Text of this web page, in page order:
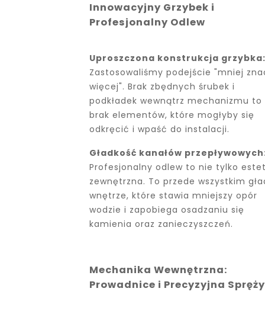
Innowacyjny Grzybek i
Profesjonalny Odlew
Uproszczona konstrukcja grzybka:
Zastosowaliśmy podejście "mniej
więcej". Brak zbędnych śrubek i
podkładek wewnątrz mechanizmu to
brak elementów, które mogłyby się
odkręcić i wpaść do instalacji.
Gładkość kanałów
Profesjonalny odlew to nie tylko
zewnętrzna. To przede wszystkim
wnętrze, które stawia mniejszy opór
wodzie i zapobiega osadzaniu się
kamienia oraz zanieczyszczeń.
Mechanika Wewnętrzna:
Prowadnice i Precyzyjna